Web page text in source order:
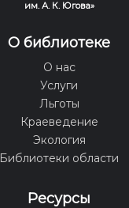
им. А. К. Югова»
О библиотеке
О нас
Услуги
Льготы
Краеведение
Экология
Библиотеки области
Ресурсы